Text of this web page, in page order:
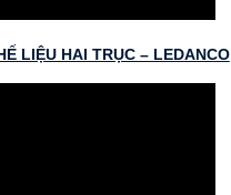
LIỆU HAI TRỤC – LEDANCO